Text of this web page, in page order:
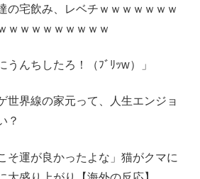
の宅飲み、レベチｗｗｗｗｗｗｗ
ｗｗｗｗｗｗｗｗｗ
うんちしたろ！（ﾌﾞﾘｯw）」
世界線の家元って、人生エンジョ
？
そ運が良かったよな」猫がクマに